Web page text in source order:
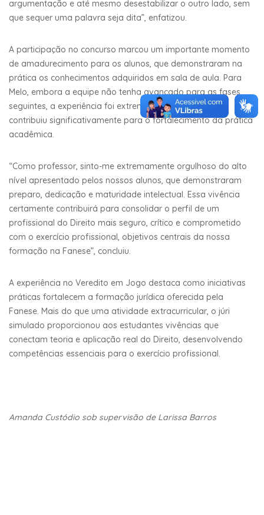
argumentação e até mesmo desestabilizar o outro lado, sem
que sequer uma palavra seja dita”, enfatizou.
A participação no concurso marcou um importante momento
de amadurecimento para os alunos, que demonstraram na
prática os conhecimentos adquiridos em sala de aula. Para
Melo, embora a equipe não tenha avançado para as fases
seguintes, a experiência foi extremamente positiva e
contribuiu significativamente para o fortalecimento da prática
acadêmica.
“Como professor, sinto-me extremamente orgulhoso do alto
nível apresentado pelos nossos alunos, que demonstraram
preparo, dedicação e maturidade intelectual. Essa vivência
certamente contribuirá para consolidar o perfil de um
profissional do Direito mais seguro, crítico e comprometido
com o exercício profissional, objetivos centrais da nossa
formação na Fanese”, concluiu.
A experiência no Veredito em Jogo destaca como iniciativas
práticas fortalecem a formação jurídica oferecida pela
Fanese. Mais do que uma atividade extracurricular, o júri
simulado proporcionou aos estudantes vivências que
conectam teoria e aplicação real do Direito, desenvolvendo
competências essenciais para o exercício profissional.
Amanda Custódio sob supervisão de Larissa Barros